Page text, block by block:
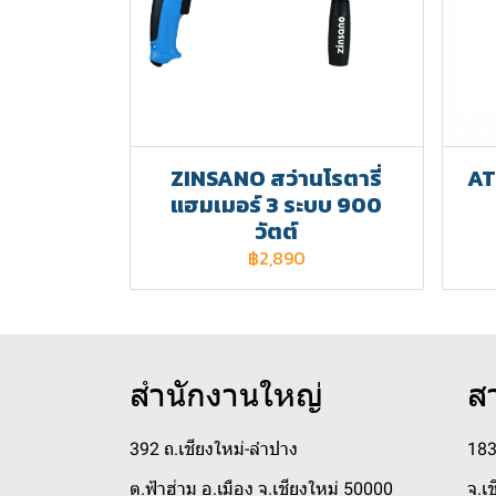
ZINSANO สว่านโรตารี่
แฮมเมอร์ 3 ระบบ 900
วัตต์
฿2,890
สำนักงานใหญ่
392 ถ.เชียงใหม่-ลำปาง
ต.ฟ้าฮ่าม อ.เมือง จ.เชียงใหม่ 50000
ส
จ.เ